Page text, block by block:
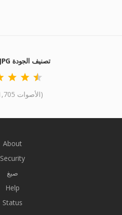
ICO إلى JPG تصنيف الجودة
(1,705 الأصوات)
About
Security
صيغ
Help
Status